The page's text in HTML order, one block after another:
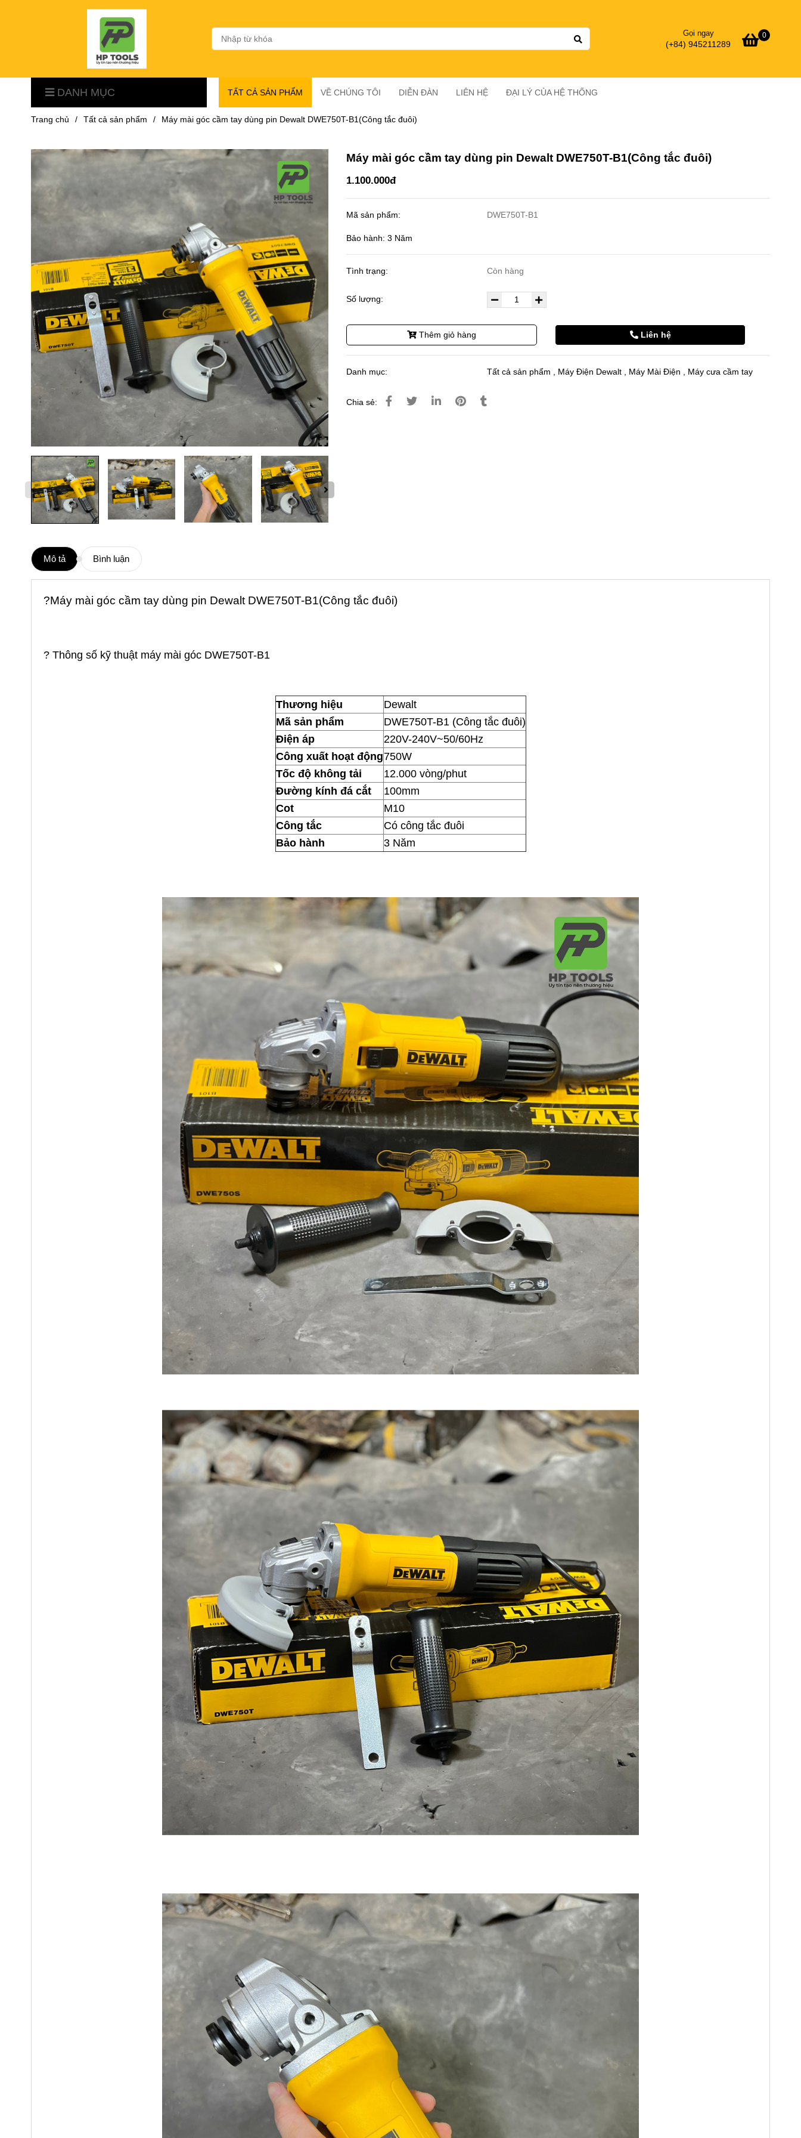
Gọi ngay
(+84) 945211289
0
DANH MỤC TẤT CẢ SẢN PHẨM VỀ CHÚNG TÔI DIỄN ĐÀN LIÊN HỆ ĐẠI LÝ CỦA HỆ THỐNG
Trang chủ / Tất cả sản phẩm / Máy mài góc cầm tay dùng pin Dewalt DWE750T-B1(Công tắc đuôi)
Máy mài góc cầm tay dùng pin Dewalt DWE750T-B1(Công tắc đuôi)
1.100.000đ
Mã sản phẩm: DWE750T-B1
Bảo hành: 3 Năm
Tình trạng: Còn hàng
Số lượng:
Thêm giỏ hàng Liên hệ
Danh mục: Tất cả sản phẩm Máy Điện Dewalt Máy Mài Điện Máy cưa cầm tay
Chia sẻ:
Mô tả Bình luận
?Máy mài góc cầm tay dùng pin Dewalt DWE750T-B1(Công tắc đuôi)
? Thông số kỹ thuật máy mài góc DWE750T-B1
Thương hiệu
Dewalt
Mã sản phẩm
DWE750T-B1 (Công tắc đuôi)
Điện áp
220V-240V~50/60Hz
Công xuất hoạt động750W
Tốc độ không tải
12.000 vòng/phut
Đường kính đá cắt
100mm
Cot
M10
Công tắc
Có công tắc đuôi
Bảo hành
3 Năm